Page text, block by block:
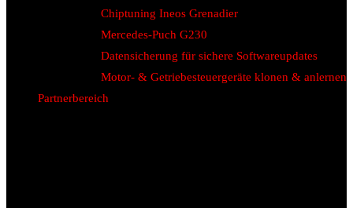
Chiptuning Ineos Grenadier
Mercedes-Puch G230
Datensicherung für sichere Softwareupdates
Motor- & Getriebesteuergeräte klonen & anlernen
Partnerbereich